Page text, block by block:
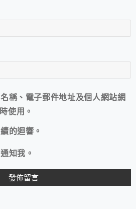
稱、電子郵件地址及個人網站網
使用。
的迴響。
知我。